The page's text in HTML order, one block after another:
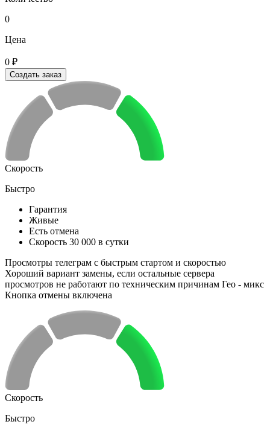
0
Цена
0 ₽
Создать заказ
Скорость
Быстро
Гарантия
Живые
Есть отмена
Скорость 30 000 в сутки
Просмотры телеграм с быстрым стартом и скоростью
Хороший вариант замены, если остальные сервера
просмотров не работают по техническим причинам Гео - микс
Кнопка отмены включена
Скорость
Быстро